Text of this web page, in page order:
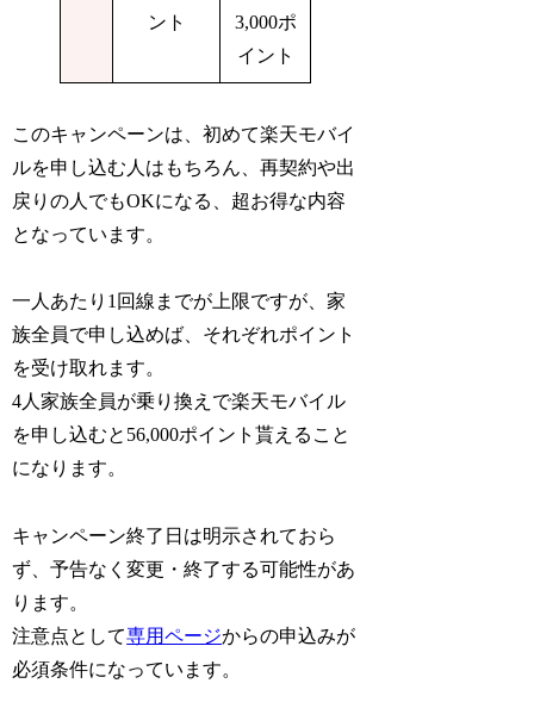
ント
3,000ポ
イント
このキャンペーンは、初めて楽天モバイ
ルを申し込む人はもちろん、再契約や出
戻りの人でもOKになる、超お得な内容
となっています。
一人あたり1回線までが上限ですが、家
族全員で申し込めば、それぞれポイント
を受け取れます。
4人家族全員が乗り換えで楽天モバイル
を申し込むと 56,000ポイント貰えること
になります。
キャンペーン終了日は明示されておら
ず、予告なく変更・終了する可能性があ
ります。
注意点として専用ページからの申込みが
必須条件になっています。